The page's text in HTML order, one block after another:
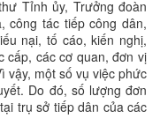
Tỉnh ủy, Trưởng đoàn
công tác tiếp công dân,
nại, tố cáo, kiến nghị,
cấp, các cơ quan, đơn vị
vậy, một số vụ việc phức
Do đó, số lượng đơn
trụ sở tiếp dân của các